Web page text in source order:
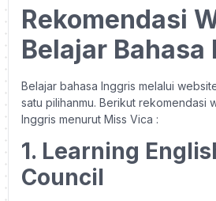
Rekomendasi
Belajar Bahasa
Belajar bahasa Inggris melalui
satu pilihanmu. Berikut rekomendasi
Inggris menurut Miss Vica :
1. Learning
Council